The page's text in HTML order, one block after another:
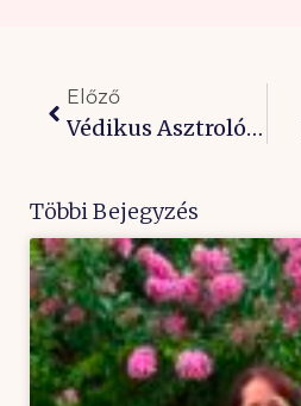
Előző
Védikus Asztrológia: Ősi Önismereti Módszer A Mai Döntéseidhez
Többi Bejegyzés